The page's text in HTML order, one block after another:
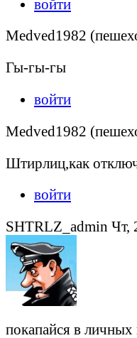
войти
Medved1982
Гы-гы-гы
войти
Medved1982
Штирлиц,как
войти
SHTRLZ_admin Чт,
покапайся в личных